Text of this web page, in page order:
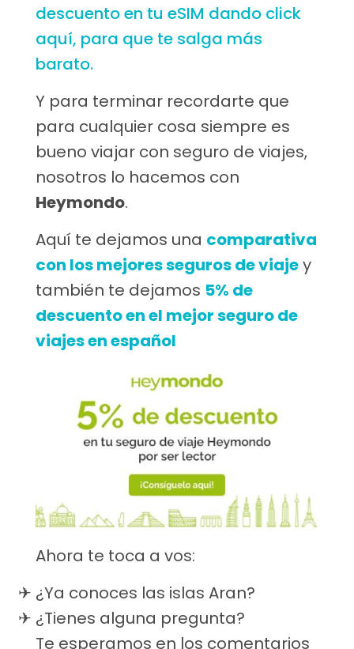
descuento en tu eSIM dando click
aquí, para que te salga más
barato.
Y para terminar recordarte que
para cualquier cosa siempre es
bueno viajar con seguro de viajes,
nosotros lo hacemos con
Heymondo.
Aquí te dejamos una comparativa
con los mejores seguros de viajey
también te dejamos 5% de
descuento en el mejor seguro de
viajes en español
Ahora te toca a vos:
¿Ya conoces las islas Aran?
¿Tienes alguna pregunta?
Te esperamos en los comentarios